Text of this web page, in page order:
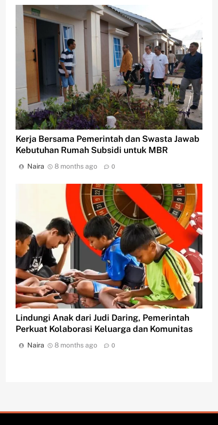
Kerja Bersama Pemerintah dan Swasta Jawab
Kebutuhan Rumah Subsidi untuk MBR
Naira 8 months ago 0
Lindungi Anak dari Judi Daring, Pemerintah
Perkuat Kolaborasi Keluarga dan Komunitas
Naira 8 months ago 0